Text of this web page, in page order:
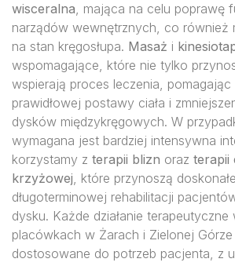
wisceralna, mająca na celu poprawę
narządów wewnętrznych, co również
na stan kręgosłupa. Masaż i
wspomagające, które nie tylko
wspierają proces leczenia, pomagając
prawidłowej postawy ciała i
dysków międzykręgowych. W
wymagana jest bardziej intensywna
korzystamy z terapii blizn oraz terapii
krzyżowej, które przynoszą
długoterminowej rehabilitacji
dysku. Każde działanie terapeutyczne
placówkach w Żarach i Zielonej
dostosowane do potrzeb pacjenta, z